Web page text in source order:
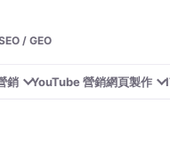
/ GEO
銷 YouTube 營銷網頁製作